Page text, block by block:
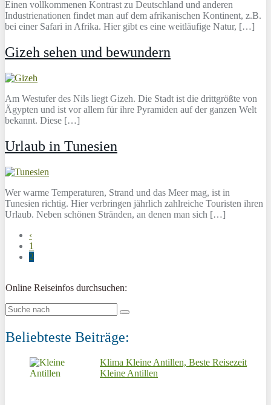
Einen vollkommenen Kontrast zu Deutschland und anderen
Industrienationen findet man auf dem afrikanischen Kontinent, z.B.
bei einer Safari in Afrika. Hier gibt es eine weitläufige Natur, […]
Gizeh sehen und bewundern
Am Westufer des Nils liegt Gizeh. Die Stadt ist die drittgrößte von
Ägypten und ist vor allem für ihre Pyramiden auf der ganzen Welt
bekannt. Diese […]
Urlaub in Tunesien
Wer warme Temperaturen, Strand und das Meer mag, ist in
Tunesien richtig. Hier verbringen jährlich zahlreiche Touristen ihren
Urlaub. Neben schönen Stränden, an denen man sich […]
‹
1
2
Online Reiseinfos durchsuchen:
Beliebteste Beiträge:
Klima Kleine Antillen, Beste Reisezeit
Kleine Antillen